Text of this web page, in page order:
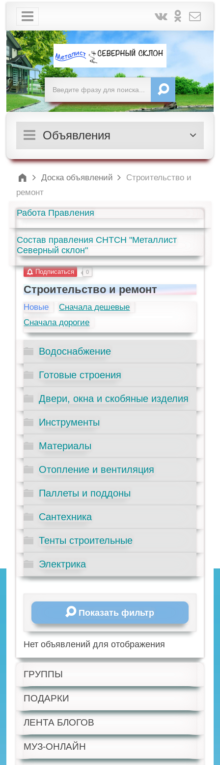
Объявления
Доска объявлений
Строительство и
ремонт
Работа Правления
Состав правления СНТСН "Металлист
Северный склон"
Подписаться 0
Строительство и ремонт
Новые
Сначала дешевые
Сначала дорогие
Водоснабжение
Готовые строения
Двери, окна и скобяные изделия
Инструменты
Материалы
Отопление и вентиляция
Паллеты и поддоны
Сантехника
Тенты строительные
Электрика
Показать фильтр
Нет объявлений для отображения
ГРУППЫ
ПОДАРКИ
ЛЕНТА БЛОГОВ
МУЗ-ОНЛАЙН